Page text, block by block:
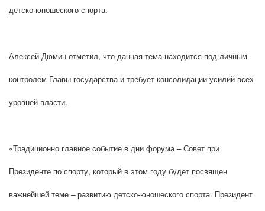
детско-юношеского спорта.
Алексей Дюмин отметил, что данная тема находится под личным
контролем Главы государства и требует консолидации усилий всех
уровней власти.
«Традиционно главное событие в дни форума – Совет при
Президенте по спорту, который в этом году будет посвящен
важнейшей теме – развитию детско-юношеского спорта. Президент